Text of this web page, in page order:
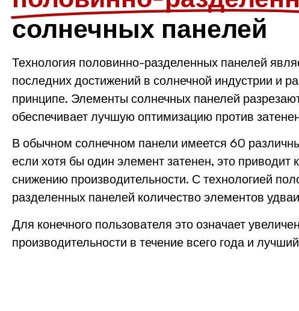
солнечных панелей
Технология половинно-разделенных панелей
последних достижений в солнечной индустрии и
принципе. Элементы солнечных панелей
обеспечивает лучшую оптимизацию против
В обычном солнечном панели имеется 60
если хотя бы один элемент затенен, это приводит
снижению производительности. С технологией
разделенных панелей количество элементов
Для конечного пользователя это означает
производительности в течение всего года и